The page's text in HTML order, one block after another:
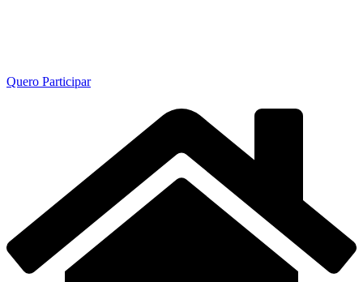
Quero Participar